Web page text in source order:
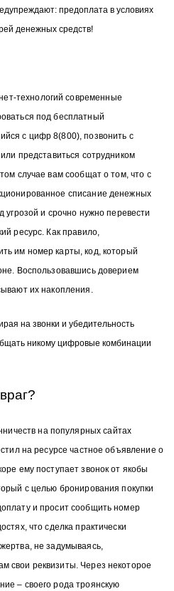
предоплата в условиях
денежных средств!
технологий современные
под бесплатный
с цифр 8(800), позвонить с
представиться сотрудником
случае вам сообщат о том, что с
списание денежных
угрозой и срочно нужно перевести
ресурс. Как правило,
им номер карты, код, который
Воспользовавшись доверием
их накопления.
на звонки и убедительность
никому цифровые комбинации
на популярных сайтах
на ресурсе частное объявление о
ему поступает звонок от якобы
с целью бронирования покупки
и просит сообщить номер
что сделка практически
не задумываясь,
свои реквизиты. Через некоторое
– своего рода троянскую